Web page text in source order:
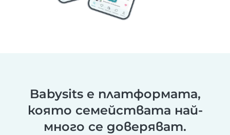
Babysits е платформата,
която семействата най-
много се доверяват.